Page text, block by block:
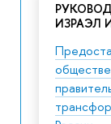
ИЗРАЭЛ